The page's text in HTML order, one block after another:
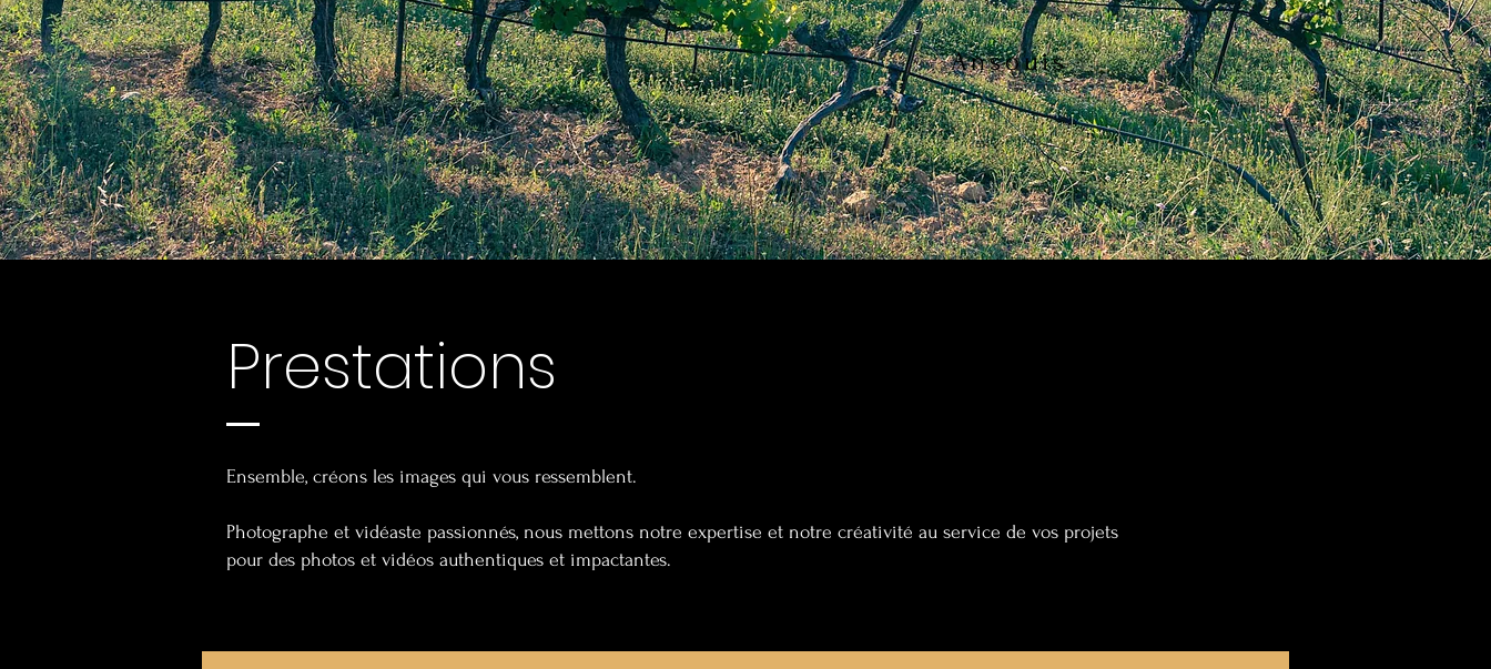
Ansouis
Prestations
Ensemble, créons les images qui vous ressemblent.
Photographe et vidéaste passionnés, nous mettons notre expertise et notre créativité au service de vos projets
pour des photos et vidéos authentiques et impactantes.